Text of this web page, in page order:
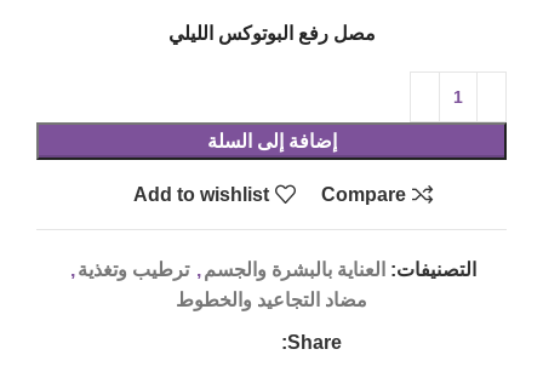
مصل رفع البوتوكس الليلي
إضافة إلى السلة
Compare
Add to wishlist
التصنيفات: العناية بالبشرة والجسم , ترطيب وتغذية ,
مضاد التجاعيد والخطوط
Share: